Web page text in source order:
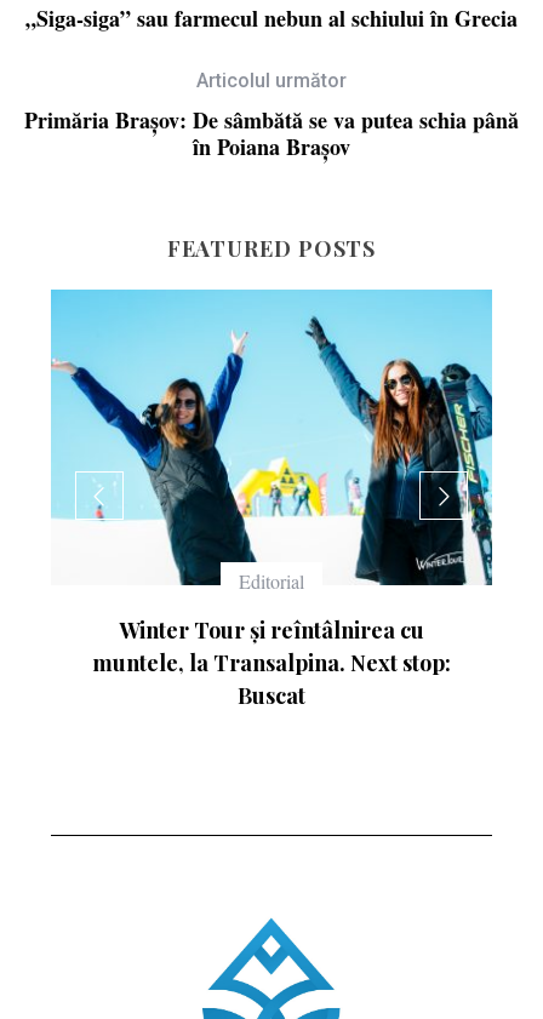
„Siga-siga” sau farmecul nebun al schiului în Grecia
Articolul următor
Primăria Brașov: De sâmbătă se va putea schia până
în Poiana Brașov
FEATURED POSTS
Echipament
Ce înseamnă numerele de pe schiuri